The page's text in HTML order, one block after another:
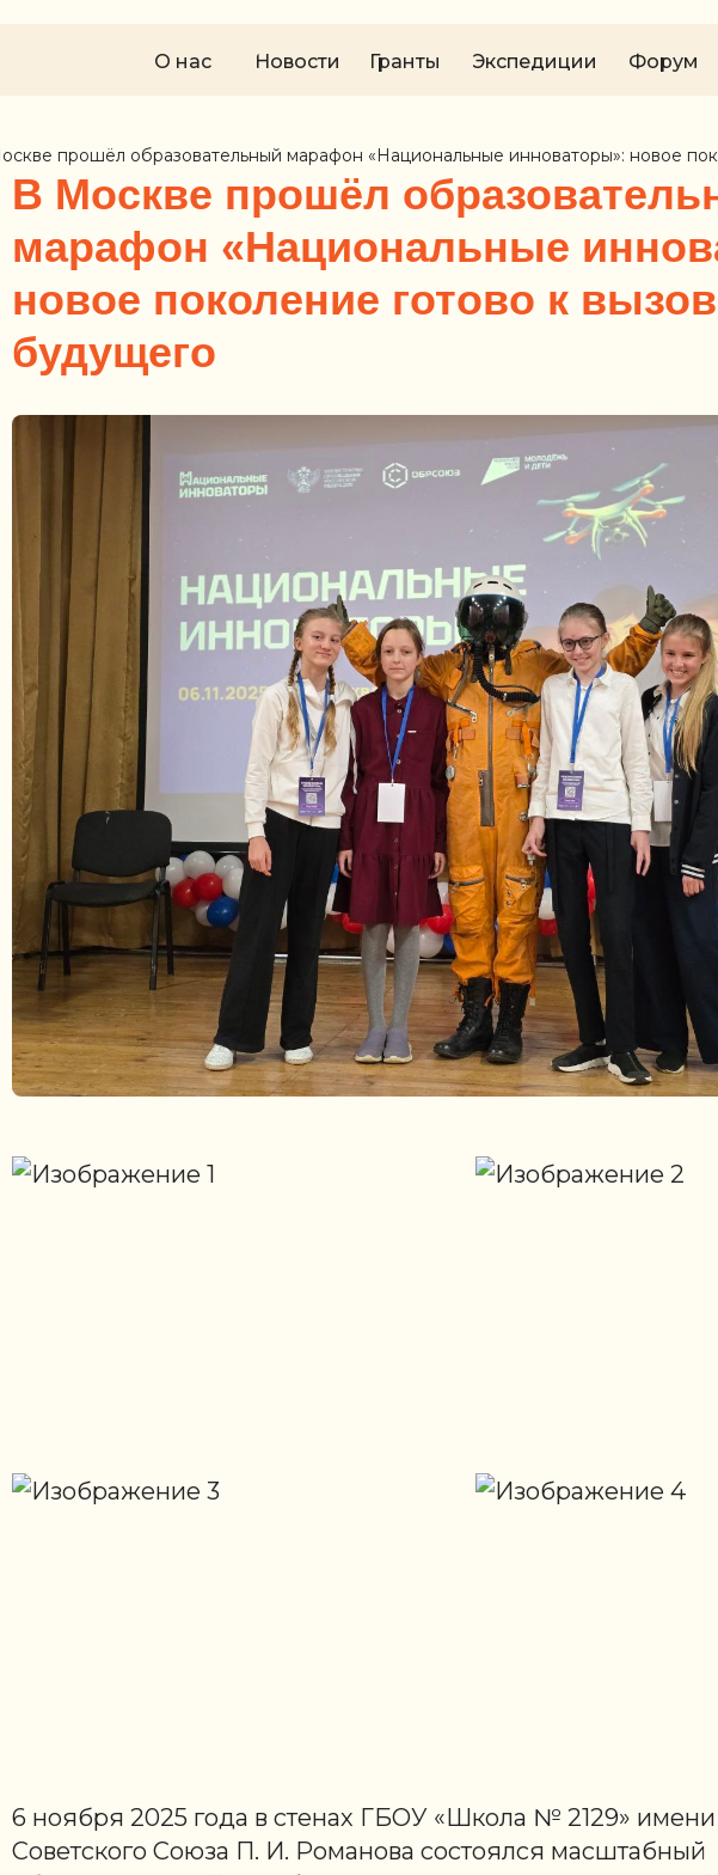
Форум
Экспедиции
Гранты
Новости
О нас
прошёл образовательный марафон «Национальные инноваторы»: новое
В Москве прошёл
марафон «Национальные
новое поколение готово к
будущего
6 ноября 2025 года в стенах ГБОУ «Школа № 2129»
Советского Союза П. И. Романова состоялся масштабный